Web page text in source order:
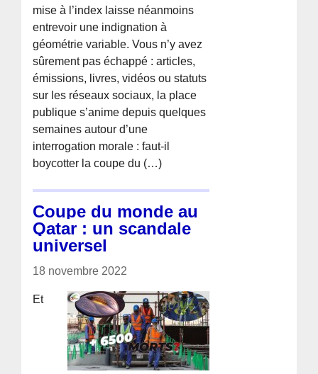
mise à l’index laisse néanmoins
entrevoir une indignation à
géométrie variable. Vous n’y avez
sûrement pas échappé : articles,
émissions, livres, vidéos ou statuts
sur les réseaux sociaux, la place
publique s’anime depuis quelques
semaines autour d’une
interrogation morale : faut-il
boycotter la coupe du (…)
Coupe du monde au
Qatar : un scandale
universel
18 novembre 2022
Et